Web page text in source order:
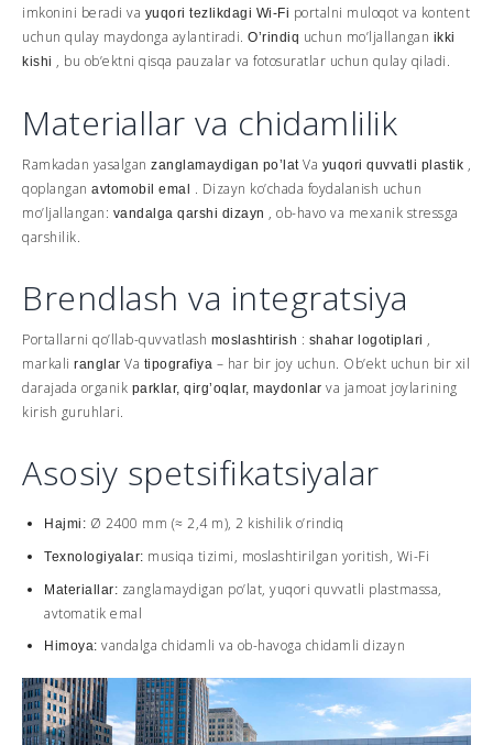
imkonini beradi va yuqori tezlikdagi Wi-Fi portalni muloqot va kontent
uchun qulay maydonga aylantiradi. O’rindiq uchun mo’ljallangan ikki
kishi , bu ob’ektni qisqa pauzalar va fotosuratlar uchun qulay qiladi.
Materiallar va chidamlilik
Ramkadan yasalgan zanglamaydigan po’lat Va yuqori quvvatli plastik ,
qoplangan avtomobil emal
. Dizayn ko’chada foydalanish uchun
mo’ljallangan: vandalga qarshi dizayn , ob-havo va mexanik stressga
qarshilik.
Brendlash va integratsiya
Portallarni qo’llab-quvvatlash moslashtirish : shahar logotiplari ,
markali ranglar Va tipografiya – har bir joy uchun. Ob’ekt uchun bir xil
darajada organik parklar, qirg’oqlar, maydonlar va jamoat joylarining
kirish guruhlari.
Asosiy spetsifikatsiyalar
Hajmi: Ø 2400 mm (≈ 2,4 m), 2 kishilik o’rindiq
Texnologiyalar: musiqa tizimi, moslashtirilgan yoritish, Wi-Fi
Materiallar: zanglamaydigan po’lat, yuqori quvvatli plastmassa,
avtomatik emal
Himoya: vandalga chidamli va ob-havoga chidamli dizayn